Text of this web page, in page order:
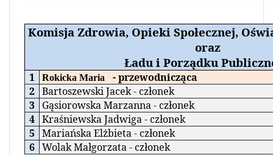
Komisja Zdrowia, Opieki Społecznej,
oraz
Ładu i Porządku
1 Rokicka Maria
- przewodnicząca
2 Bartoszewski Jacek - członek
3
Gąsiorowska Marzanna - członek
4 Kraśniewska Jadwiga - członek
5
Mariańska Elżbieta - członek
6 Wolak Małgorzata - członek